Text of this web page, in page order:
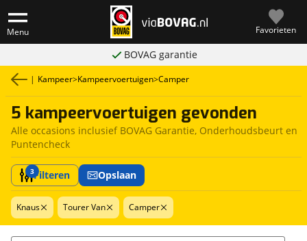
Menu Favorieten
BOVAG garantie
| Kampeer>Kampeervoertuigen>Camper
5 kampeervoertuigen gevonden
Alle occasions inclusief BOVAG Garantie, Onderhoudsbeurt en
Puntencheck
3Filteren Opslaan
Knaus Tourer Van Camper